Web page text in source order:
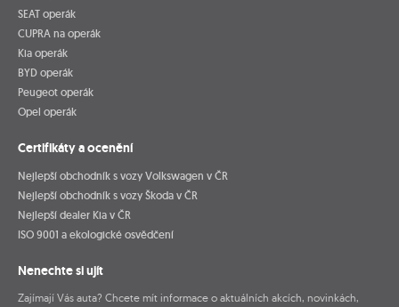
SEAT operák
CUPRA na operák
Kia operák
BYD operák
Peugeot operák
Opel operák
Certifikáty a ocenění
Nejlepší obchodník s vozy Volkswagen v ČR
Nejlepší obchodník s vozy Škoda v ČR
Nejlepší dealer Kia v ČR
ISO 9001 a ekologické osvědčení
Nenechte si ujít
Zajímají Vás auta? Chcete mít informace o aktuálních akcích, novinkách,